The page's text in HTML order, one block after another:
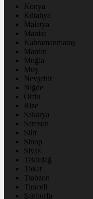
Konya
Kütahya
Malatya
Manisa
Kahramanmaraş
Mardin
Muğla
Muş
Nevşehir
Niğde
Ordu
Rize
Sakarya
Samsun
Siirt
Sinop
Sivas
Tekirdağ
Tokat
Trabzon
Tunceli
Şanlıurfa